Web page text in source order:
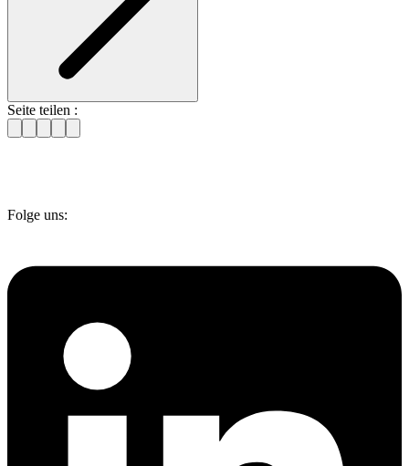
Seite teilen :
Folge uns: